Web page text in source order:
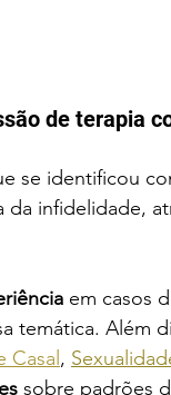
de terapia
se identificou
da infidelidade,
em casos
temática. Além
Casal ,
sobre padrões